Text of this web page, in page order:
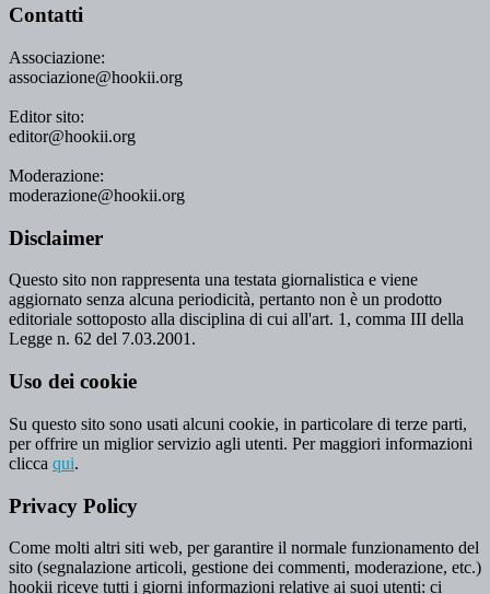
Contatti
Associazione:
associazione@hookii.org
Editor sito:
editor@hookii.org
Moderazione:
moderazione@hookii.org
Disclaimer
Questo sito non rappresenta una testata giornalistica e viene
aggiornato senza alcuna periodicità, pertanto non è un prodotto
editoriale sottoposto alla disciplina di cui all'art. 1, comma III della
Legge n. 62 del 7.03.2001.
Uso dei cookie
Su questo sito sono usati alcuni cookie, in particolare di terze parti,
per offrire un miglior servizio agli utenti. Per maggiori informazioni
clicca qui.
Privacy Policy
Come molti altri siti web, per garantire il normale funzionamento del
sito (segnalazione articoli, gestione dei commenti, moderazione, etc.)
hookii riceve tutti i giorni informazioni relative ai suoi utenti: ci